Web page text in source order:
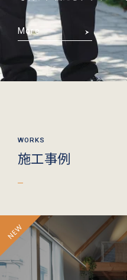
More
施工事例